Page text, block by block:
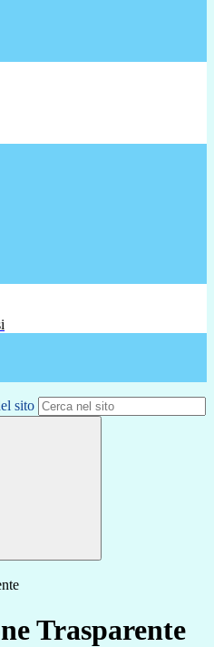
sito
Trasparente